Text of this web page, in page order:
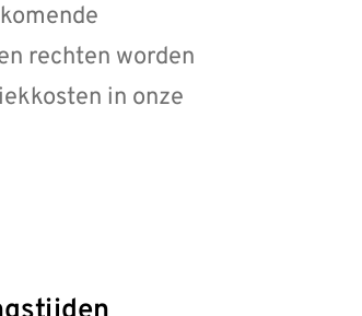
rechten worden
in onze